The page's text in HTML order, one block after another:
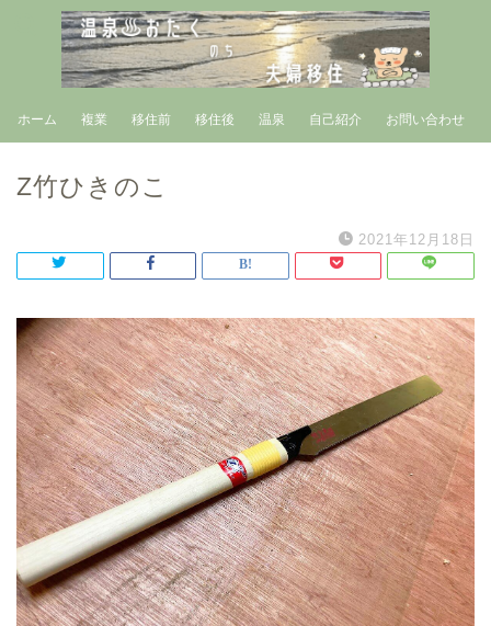
ホーム 複業 移住前 移住後 温泉 自己紹介 お問い合わせ
Z竹ひきのこ
2021年12月18日